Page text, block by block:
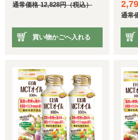
通常価格12,828円（税込）
買い物かごへ入れる
通常